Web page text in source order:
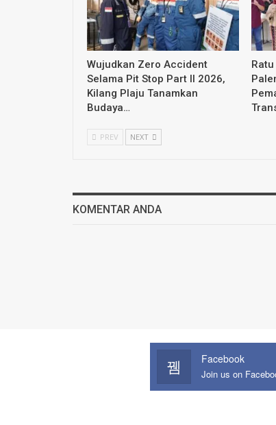
Wujudkan Zero Accident
Selama Pit Stop Part II 2026,
Kilang Plaju Tanamkan
Budaya…
PREV NEXT
KOMENTAR ANDA
Facebook
Join us on